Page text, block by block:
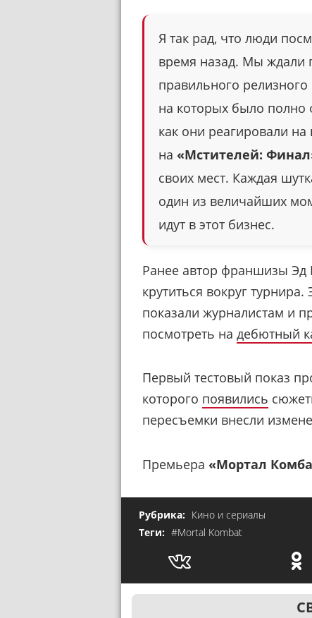
Я так рад, что люди
время назад. Мы ждали
правильного релизного
на которых было полно
как они реагировали на
на «Мстителей:
своих мест. Каждая
один из величайших
идут в этот бизнес.
Ранее автор франшизы Эд
крутиться вокруг турнира.
показали журналистам и
посмотреть на дебютный
Первый тестовый показ
которого появились
пересъемки внесли
Премьера «Мортал
Рубрика: Кино и сериалы
Теги: #Mortal Kombat